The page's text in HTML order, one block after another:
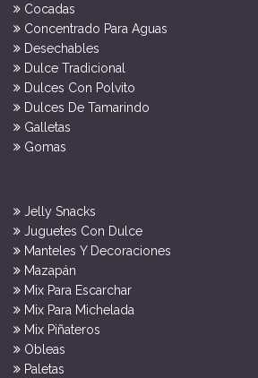
Cocadas
Concentrado Para Aguas
Desechables
Dulce Tradicional
Dulces Con Polvito
Dulces De Tamarindo
Galletas
Gomas
Jelly Snacks
Juguetes Con Dulce
Manteles Y Decoraciones
Mazapán
Mix Para Escarchar
Mix Para Michelada
Mix Piñateros
Obleas
Paletas